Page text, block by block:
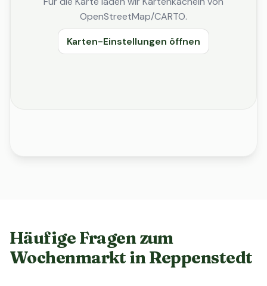
OpenStreetMap/CARTO.
Karten-Einstellungen öffnen
Häufige Fragen zum
Wochenmarkt in Reppenstedt